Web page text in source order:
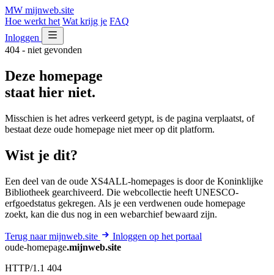
MW mijnweb.site
Hoe werkt het Wat krijg je FAQ
Inloggen
404 - niet gevonden
Deze homepage
staat hier niet.
Misschien is het adres verkeerd getypt, is de pagina verplaatst, of
bestaat deze oude homepage niet meer op dit platform.
Wist je dit?
Een deel van de oude XS4ALL-homepages is door de Koninklijke
Bibliotheek gearchiveerd. Die webcollectie heeft UNESCO-
erfgoedstatus gekregen. Als je een verdwenen oude homepage
zoekt, kan die dus nog in een webarchief bewaard zijn.
Terug naar mijnweb.site
Inloggen op het portaal
oude-homepage.mijnweb.site
HTTP/1.1 404